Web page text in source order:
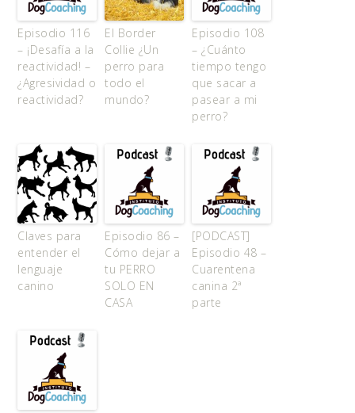
Episodio 116
– ¡Desafía a la
reactividad! –
¿Agresividad o
reactividad?
El Border
Collie ¿Un
perro para
todo el
mundo?
Episodio 108
– ¿Cuánto
tiempo tengo
que sacar a
pasear a mi
perro?
Claves para
entender el
lenguaje
canino
Episodio 86 –
Cómo dejar a
tu PERRO
SOLO EN
CASA
[PODCAST]
Episodio 48 –
Cuarentena
canina 2ª
parte